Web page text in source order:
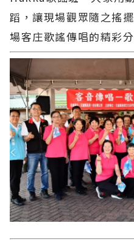
蹈，讓現場觀眾隨之搖
場客庄歌謠傳唱的精彩分